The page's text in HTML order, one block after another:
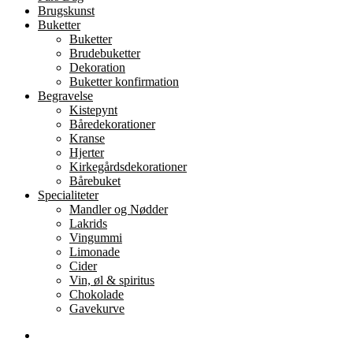
Brugskunst
Buketter
Buketter
Brudebuketter
Dekoration
Buketter konfirmation
Begravelse
Kistepynt
Båredekorationer
Kranse
Hjerter
Kirkegårdsdekorationer
Bårebuket
Specialiteter
Mandler og Nødder
Lakrids
Vingummi
Limonade
Cider
Vin, øl & spiritus
Chokolade
Gavekurve